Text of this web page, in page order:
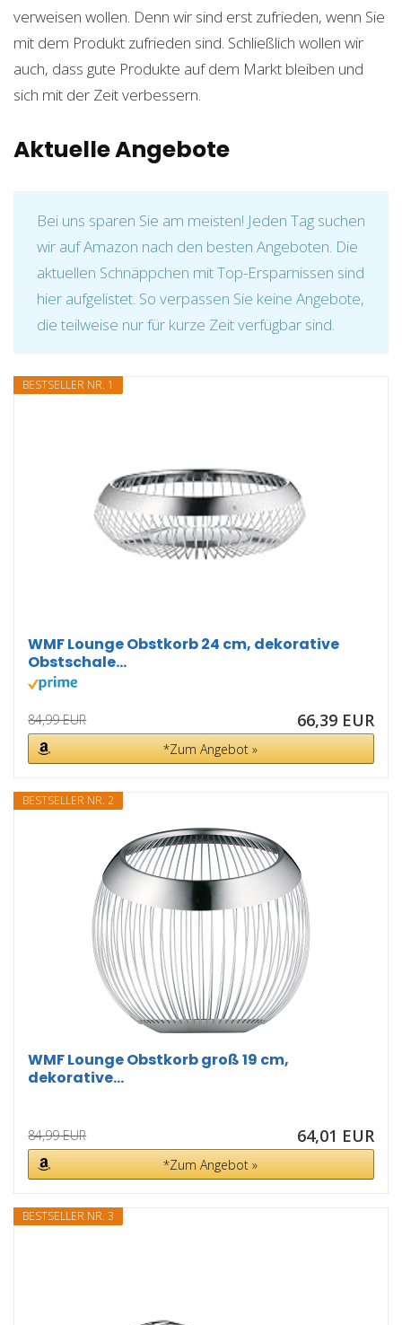
verweisen wollen. Denn wir sind erst zufrieden, wenn Sie
mit dem Produkt zufrieden sind. Schließlich wollen wir
auch, dass gute Produkte auf dem Markt bleiben und
sich mit der Zeit verbessern.
Aktuelle Angebote
Bei uns sparen Sie am meisten! Jeden Tag suchen
wir auf Amazon nach den besten Angeboten. Die
aktuellen Schnäppchen mit Top-Ersparnissen sind
hier aufgelistet. So verpassen Sie keine Angebote,
die teilweise nur für kurze Zeit verfügbar sind.
BESTSELLER NR. 1
WMF Lounge Obstkorb 24 cm, dekorative
Obstschale...
84,99 EUR 66,39 EUR
*Zum Angebot »
BESTSELLER NR. 2
WMF Lounge Obstkorb groß 19 cm,
dekorative...
84,99 EUR 64,01 EUR
*Zum Angebot »
BESTSELLER NR. 3